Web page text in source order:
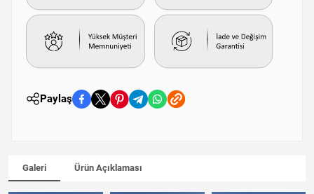
Paylaş
Galeri Ürün Açıklaması